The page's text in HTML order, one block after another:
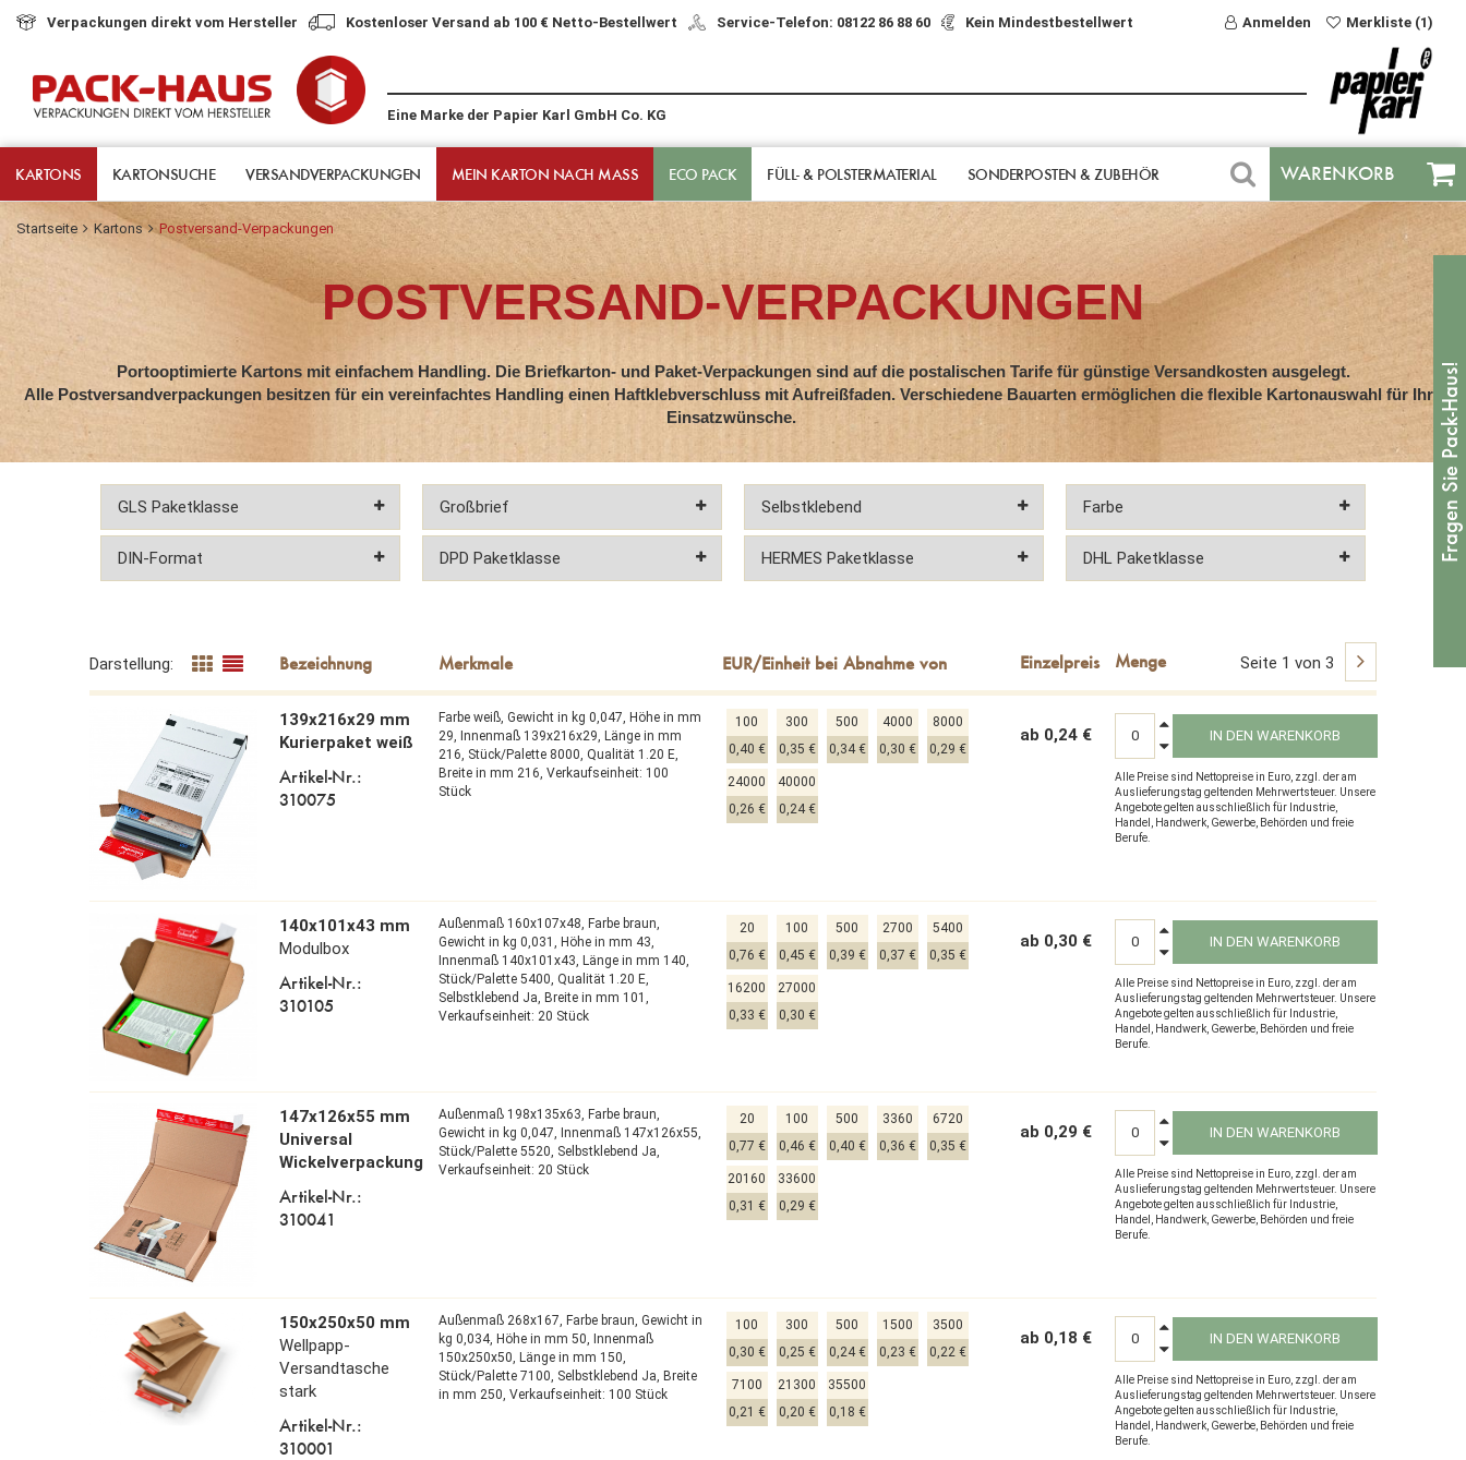
Verpackungen direkt vom Hersteller Kostenloser Versand ab 100 € Netto-Bestellwert Service-Telefon: 08122 86 88 60 Kein Mindestbestellwert Anmelden Merkliste (1)
Startseite Kartons Postversand-Verpackungen
Eine Marke der Papier Karl GmbH Co. KG
KARTONS KARTONSUCHE VERSANDVERPACKUNGEN MEIN KARTON NACH MASS ECO PACK FÜLL- & POLSTER­MATERIAL SONDERPOSTEN & ZUBEHÖR WARENKORB
POSTVERSAND-VERPACKUNGEN
Portooptimierte Kartons mit einfachem Handling. Die Briefkarton- und Paket-Verpackungen sind auf die postalischen Tarife für günstige Versandkosten ausgelegt.
Alle Postversandverpackungen besitzen für ein vereinfachtes Handling einen Haftklebverschluss mit Aufreißfaden. Verschiedene Bauarten ermöglichen die flexible Kartonauswahl für Ihre
Einsatzwünsche.
Darstellung: Seite 1 von 3
139x216x29 mm
Kurierpaket weiß
Artikel-Nr.:
310075
Farbe weiß,Gewicht in kg 0,047,Höhe in mm
29,Innenmaß 139x216x29,Länge in mm
216, Stück/Palette 8000,Qualität 1.20 E,
Breite in mm 216,Verkaufseinheit: 100
Stück
100
0,40 €
300
0,35 €
500
0,34 €
4000
0,30 €
8000
0,29 €
24000
0,26 €
40000
0,24 €
ab 0,24 € IN DEN WARENKORB
Alle Preise sind Nettopreise in Euro, zzgl. der am
Auslieferungstag geltenden Mehrwertsteuer. Unsere
Angebote gelten ausschließlich für Industrie,
Handel, Handwerk, Gewerbe, Behörden und freie
Berufe.
140x101x43 mm
Modulbox
Artikel-Nr.:
310105
Außenmaß 160x107x48, Farbe braun,
Gewicht in kg 0,031, Höhe in mm 43,
Innenmaß 140x101x43, Länge in mm 140,
Stück/Palette 5400,Qualität 1.20 E,
Selbstklebend Ja, Breite in mm 101,
Verkaufseinheit: 20 Stück
20
0,76 €
100
0,45 €
500
0,39 €
2700
0,37 €
5400
0,35 €
16200
0,33 €
27000
0,30 €
ab 0,30 € IN DEN WARENKORB
Alle Preise sind Nettopreise in Euro, zzgl. der am
Auslieferungstag geltenden Mehrwertsteuer. Unsere
Angebote gelten ausschließlich für Industrie,
Handel, Handwerk, Gewerbe, Behörden und freie
Berufe.
147x126x55 mm
Universal
Wickelverpackung
Artikel-Nr.:
310041
Außenmaß 198x135x63, Farbe braun,
Gewicht in kg 0,047, Innenmaß 147x126x55,
Stück/Palette 5520, Selbstklebend Ja,
Verkaufseinheit: 20 Stück
20
0,77 €
100
0,46 €
500
0,40 €
3360
0,36 €
6720
0,35 €
20160
0,31 €
33600
0,29 €
ab 0,29 € IN DEN WARENKORB
Alle Preise sind Nettopreise in Euro, zzgl. der am
Auslieferungstag geltenden Mehrwertsteuer. Unsere
Angebote gelten ausschließlich für Industrie,
Handel, Handwerk, Gewerbe, Behörden und freie
Berufe.
150x250x50 mm
Wellpapp-
Versandtasche
stark
Artikel-Nr.:
310001
Außenmaß 268x167, Farbe braun,Gewicht in
kg 0,034, Höhe in mm 50, Innenmaß
150x250x50, Länge in mm 150,
Stück/Palette 7100, Selbstklebend Ja, Breite
in mm 250,Verkaufseinheit: 100 Stück
100
0,30 €
300
0,25 €
500
0,24 €
1500
0,23 €
3500
0,22 €
7100
0,21 €
21300
0,20 €
35500
0,18 €
ab 0,18 € IN DEN WARENKORB
Alle Preise sind Nettopreise in Euro, zzgl. der am
Auslieferungstag geltenden Mehrwertsteuer. Unsere
Angebote gelten ausschließlich für Industrie,
Handel, Handwerk, Gewerbe, Behörden und freie
Berufe.